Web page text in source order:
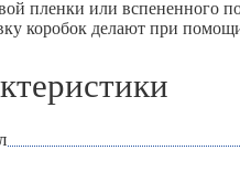
пленки или вспененного
коробок делают при